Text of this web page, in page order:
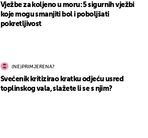
Vježbe za koljeno u moru: 5 sigurnih vježbi
koje mogu smanjiti bol i poboljšati
pokretljivost
(NE)PRIMJERENA?
Svećenik kritizirao kratku odjeću usred
toplinskog vala, slažete li se s njim?